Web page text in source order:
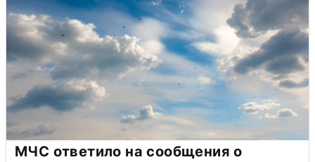
МЧС ответило на сообщения о